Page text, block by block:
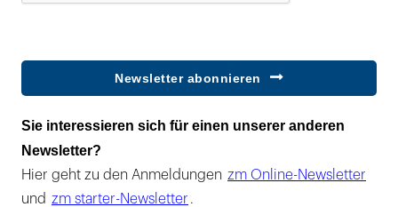
Newsletter abonnieren
Sie interessieren sich für einen unserer anderen
Newsletter?
Hier geht zu den Anmeldungen zm Online-Newsletter
und zm starter-Newsletter .